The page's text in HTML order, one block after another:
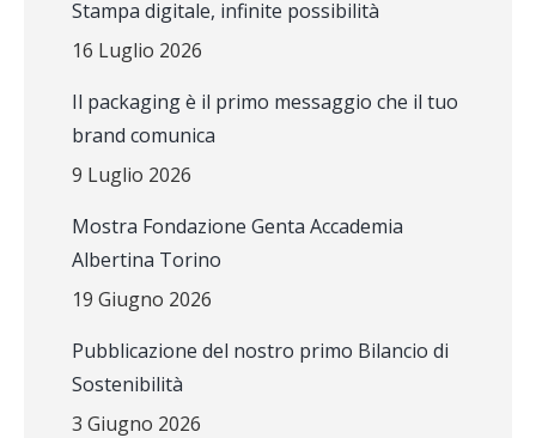
Stampa digitale, infinite possibilità
16 Luglio 2026
Il packaging è il primo messaggio che il tuo
brand comunica
9 Luglio 2026
Mostra Fondazione Genta Accademia
Albertina Torino
19 Giugno 2026
Pubblicazione del nostro primo Bilancio di
Sostenibilità
3 Giugno 2026